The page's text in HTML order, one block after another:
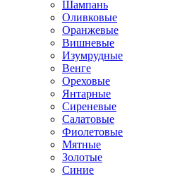
Шампань
Оливковые
Оранжевые
Вишневые
Изумрудные
Венге
Ореховые
Янтарные
Сиреневые
Салатовые
Фиолетовые
Мятные
Золотые
Синие